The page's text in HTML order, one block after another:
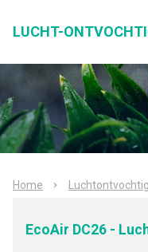
LUCHT-
Home
EcoAir DC26 -